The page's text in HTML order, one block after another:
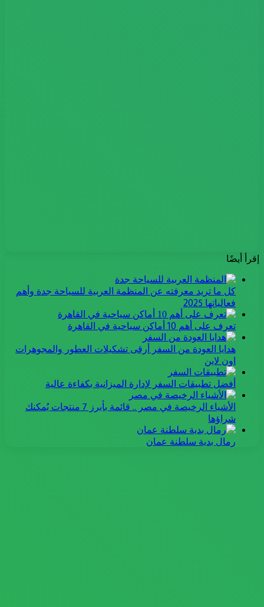
إقرأ أيضًا
كل ما تريد معرفته عن المنظمة العربية للسياحة جدة وأهم
فعالياتها 2025
تعرف على أهم 10 أماكن سياحية في القاهرة
هدايا العودة من السفر أرقى تشكيلات العطور والمجوهرات
اون لاين
أفضل تطبيقات السفر لإدارة الميزانية بكفاءة عالية
الأشياء الرخيصة في مصر .. قائمة بأبرز 7 منتجات يُمكنك
شراؤها
رمال بدية سلطنة عمان